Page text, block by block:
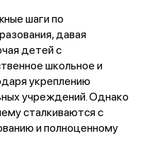
шаги по
давая
детей с
школьное и
укреплению
учреждений. Однако
сталкиваются с
и полноценному